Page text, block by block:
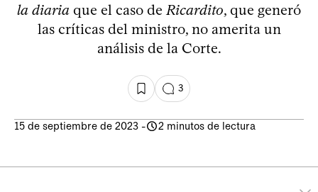
la diaria que el caso de Ricardito, que generó
las críticas del ministro, no amerita un
análisis de la Corte.
3
15 de septiembre de 2023 - 2 minutos de lectura